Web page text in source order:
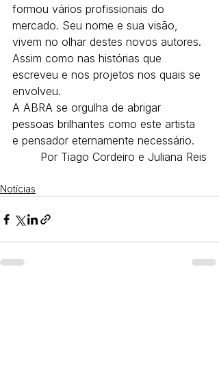
formou vários profissionais do
mercado. Seu nome e sua visão,
vivem no olhar destes novos autores.
Assim como nas histórias que
escreveu e nos projetos nos quais se
envolveu.
A ABRA se orgulha de abrigar
pessoas brilhantes como este artista
e pensador eternamente necessário.
Por Tiago Cordeiro e Juliana Reis
Notícias